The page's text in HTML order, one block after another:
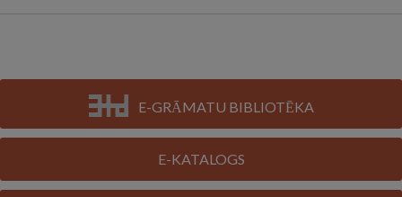
E-GRĀMATU BIBLIOTĒKA
E-KATALOGS